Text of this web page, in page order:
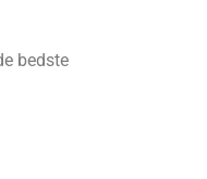
bedste